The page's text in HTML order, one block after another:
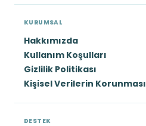
KURUMSAL
Hakkımızda
Kullanım Koşulları
Gizlilik Politikası
Kişisel Verilerin Korunması
DESTEK